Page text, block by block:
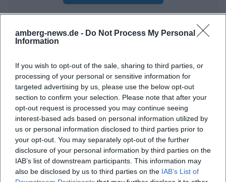
amberg-news.de - Do Not Process My Personal
Information
If you wish to opt-out of the sale, sharing to third parties, or
processing of your personal or sensitive information for
targeted advertising by us, please use the below opt-out
section to confirm your selection. Please note that after your
opt-out request is processed you may continue seeing
interest-based ads based on personal information utilized by
us or personal information disclosed to third parties prior to
your opt-out. You may separately opt-out of the further
disclosure of your personal information by third parties on the
IAB’s list of downstream participants. This information may
also be disclosed by us to third parties on the IAB’s List of